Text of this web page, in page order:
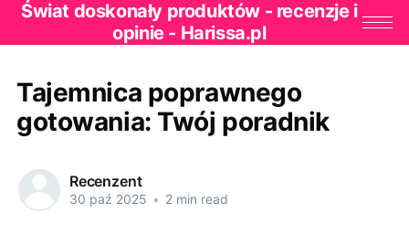
Świat doskonały produktów - recenzje i
opinie - Harissa.pl
Tajemnica poprawnego
gotowania: Twój poradnik
Recenzent
30 paź 2025 • 2 min read